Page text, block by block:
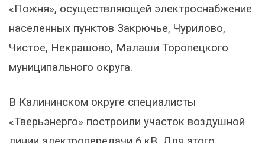
«Пожня», осуществляющей электроснабжение
населенных пунктов Закрючье, Чурилово,
Чистое, Некрашово, Малаши Торопецкого
муниципального округа.
В Калининском округе специалисты
«Тверьэнерго» построили участок воздушной